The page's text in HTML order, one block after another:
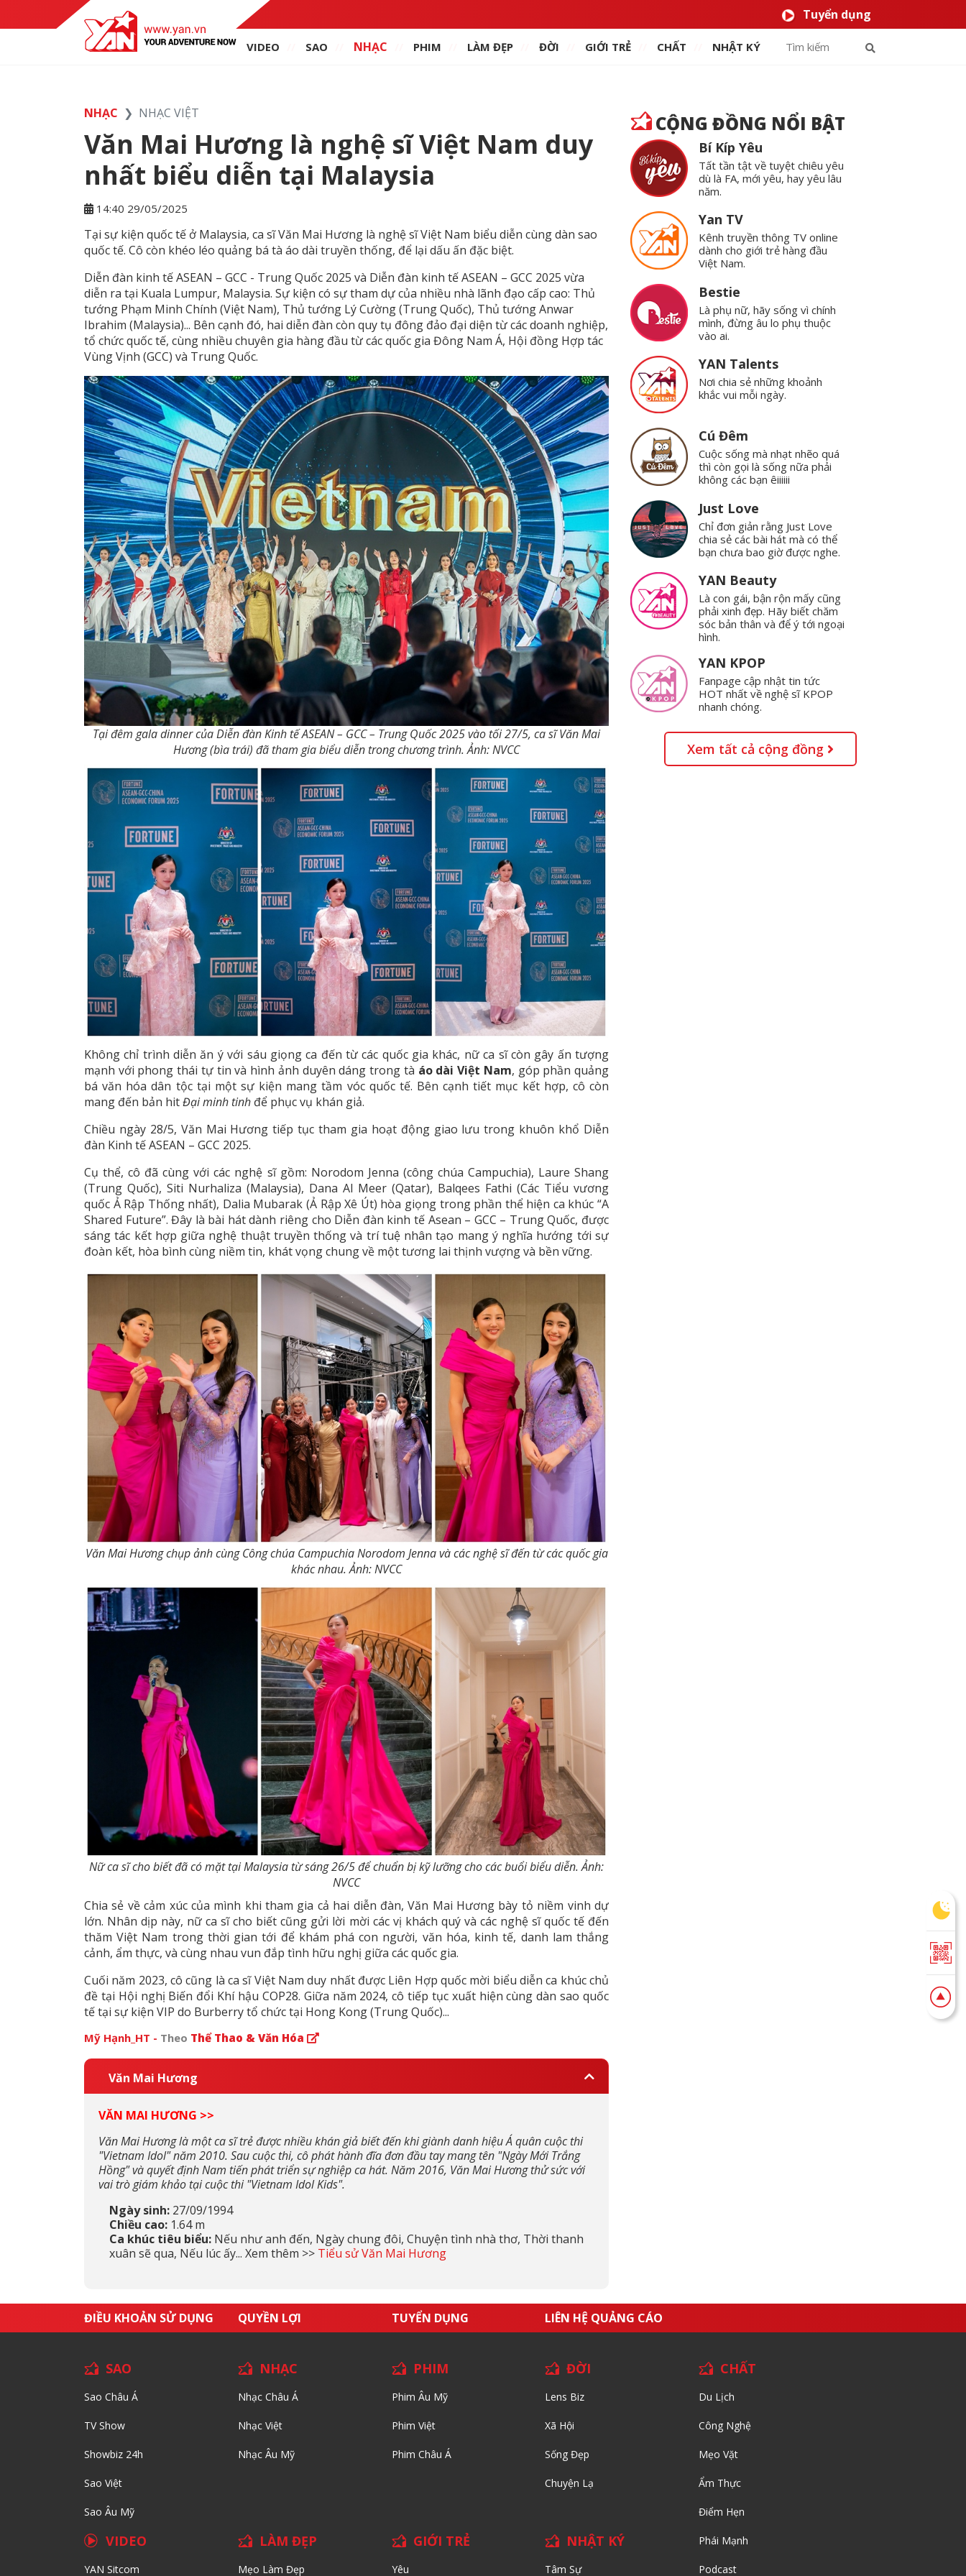
Tuyển dụng
VIDEO SAO NHẠC PHIM LÀM ĐẸP ĐỜI GIỚI TRẺ CHẤT NHẬT KÝ
NHẠC NHẠC VIỆT
Văn Mai Hương là nghệ sĩ Việt Nam duy
nhất biểu diễn tại Malaysia
14:40 29/05/2025
Tại sự kiện quốc tế ở Malaysia, ca sĩ Văn Mai Hương là nghệ sĩ Việt Nam biểu diễn cùng dàn sao
quốc tế. Cô còn khéo léo quảng bá tà áo dài truyền thống, để lại dấu ấn đặc biệt.
Diễn đàn kinh tế ASEAN – GCC - Trung Quốc 2025 và Diễn đàn kinh tế ASEAN – GCC 2025 vừa
diễn ra tại Kuala Lumpur, Malaysia. Sự kiện có sự tham dự của nhiều nhà lãnh đạo cấp cao: Thủ
tướng Phạm Minh Chính (Việt Nam), Thủ tướng Lý Cường (Trung Quốc), Thủ tướng Anwar
Ibrahim (Malaysia)... Bên cạnh đó, hai diễn đàn còn quy tụ đông đảo đại diện từ các doanh nghiệp,
tổ chức quốc tế, cùng nhiều chuyên gia hàng đầu từ các quốc gia Đông Nam Á, Hội đồng Hợp tác
Vùng Vịnh (GCC) và Trung Quốc.
Tại đêm gala dinner của Diễn đàn Kinh tế ASEAN – GCC – Trung Quốc 2025 vào tối 27/5, ca sĩ Văn Mai
Hương (bìa trái) đã tham gia biểu diễn trong chương trình. Ảnh: NVCC
Không chỉ trình diễn ăn ý với sáu giọng ca đến từ các quốc gia khác, nữ ca sĩ còn gây ấn tượng
mạnh với phong thái tự tin và hình ảnh duyên dáng trong tà áo dài Việt Nam, góp phần quảng
bá văn hóa dân tộc tại một sự kiện mang tầm vóc quốc tế. Bên cạnh tiết mục kết hợp, cô còn
mang đến bản hitĐại minh tinh để phục vụ khán giả.
Chiều ngày 28/5, Văn Mai Hương tiếp tục tham gia hoạt động giao lưu trong khuôn khổ Diễn
đàn Kinh tế ASEAN – GCC 2025.
Cụ thể, cô đã cùng với các nghệ sĩ gồm: Norodom Jenna (công chúa Campuchia), Laure Shang
(Trung Quốc), Siti Nurhaliza (Malaysia), Dana Al Meer (Qatar), Balqees Fathi (Các Tiểu vương
quốc Ả Rập Thống nhất), Dalia Mubarak (Ả Rập Xê Út) hòa giọng trong phần thể hiện ca khúc “A
Shared Future”. Đây là bài hát dành riêng cho Diễn đàn kinh tế Asean – GCC – Trung Quốc, được
sáng tác kết hợp giữa nghệ thuật truyền thống và trí tuệ nhân tạo mang ý nghĩa hướng tới sự
đoàn kết, hòa bình cùng niềm tin, khát vọng chung về một tương lai thịnh vượng và bền vững.
Văn Mai Hương chụp ảnh cùng Công chúa Campuchia Norodom Jenna và các nghệ sĩ đến từ các quốc gia
khác nhau. Ảnh: NVCC
Nữ ca sĩ cho biết đã có mặt tại Malaysia từ sáng 26/5 để chuẩn bị kỹ lưỡng cho các buổi biểu diễn. Ảnh:
NVCC
Chia sẻ về cảm xúc của mình khi tham gia cả hai diễn đàn, Văn Mai Hương bày tỏ niềm vinh dự
lớn. Nhân dịp này, nữ ca sĩ cho biết cũng gửi lời mời các vị khách quý và các nghệ sĩ quốc tế đến
thăm Việt Nam trong thời gian tới để khám phá con người, văn hóa, kinh tế, danh lam thắng
cảnh, ẩm thực, và cùng nhau vun đắp tình hữu nghị giữa các quốc gia.
Cuối năm 2023, cô cũng là ca sĩ Việt Nam duy nhất được Liên Hợp quốc mời biểu diễn ca khúc chủ
đề tại Hội nghị Biến đổi Khí hậu COP28. Giữa năm 2024, cô tiếp tục xuất hiện cùng dàn sao quốc
tế tại sự kiện VIP do Burberry tổ chức tại Hong Kong (Trung Quốc)...
Mỹ Hạnh_HT - Theo Thể Thao & Văn Hóa
Văn Mai Hương
VĂN MAI HƯƠNG >>
Văn Mai Hương là một ca sĩ trẻ được nhiều khán giả biết đến khi giành danh hiệu Á quân cuộc thi
"Vietnam Idol" năm 2010. Sau cuộc thi, cô phát hành đĩa đơn đầu tay mang tên "Ngày Mới Trắng
Hồng" và quyết định Nam tiến phát triển sự nghiệp ca hát. Năm 2016, Văn Mai Hương thử sức với
vai trò giám khảo tại cuộc thi "Vietnam Idol Kids".
Ngày sinh: 27/09/1994
Chiều cao: 1.64 m
Ca khúc tiêu biểu: Nếu như anh đến, Ngày chung đôi, Chuyện tình nhà thơ, Thời thanh
xuân sẽ qua, Nếu lúc ấy... Xem thêm >> Tiểu sử Văn Mai Hương
CỘNG ĐỒNG NỔI BẬT
Bí Kíp Yêu
Tất tần tật về tuyệt chiêu yêu
dù là FA, mới yêu, hay yêu lâu
năm.
Yan TV
Kênh truyền thông TV online
dành cho giới trẻ hàng đầu
Việt Nam.
Bestie
Là phụ nữ, hãy sống vì chính
mình, đừng âu lo phụ thuộc
vào ai.
YAN Talents
Nơi chia sẻ những khoảnh
khắc vui mỗi ngày.
Cú Đêm
Cuộc sống mà nhạt nhẽo quá
thì còn gọi là sống nữa phải
không các bạn êiiiiii
Just Love
Chỉ đơn giản rằng Just Love
chia sẻ các bài hát mà có thể
bạn chưa bao giờ được nghe.
YAN Beauty
Là con gái, bận rộn mấy cũng
phải xinh đẹp. Hãy biết chăm
sóc bản thân và để ý tới ngoại
hình.
YAN KPOP
Fanpage cập nhật tin tức
HOT nhất về nghệ sĩ KPOP
nhanh chóng.
Xem tất cả cộng đồng
ĐIỀU KHOẢN SỬ DỤNG QUYỀN LỢI TUYỂN DỤNG LIÊN HỆ QUẢNG CÁO
SAO
Sao Châu Á
TV Show
Showbiz 24h
Sao Việt
Sao Âu Mỹ
NHẠC
Nhạc Châu Á
Nhạc Việt
Nhạc Âu Mỹ
PHIM
Phim Âu Mỹ
Phim Việt
Phim Châu Á
ĐỜI
Lens Biz
Xã Hội
Sống Đẹp
Chuyện Lạ
VIDEO
YAN Sitcom
LÀM ĐẸP
Mẹo Làm Đẹp
GIỚI TRẺ
Yêu
NHẬT KÝ
Tâm Sự
CHẤT
Du Lịch
Công Nghệ
Mẹo Vặt
Ẩm Thực
Điểm Hẹn
Phái Mạnh
Podcast